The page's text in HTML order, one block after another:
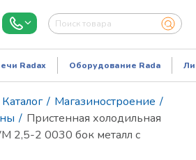
Radax Оборудование Rada
Каталог / Магазиностроение /
/ Пристенная холодильная
2,5-2 0030 бок металл с